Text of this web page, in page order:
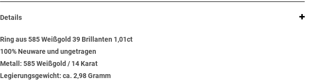
Details
Ring aus 585 Weißgold 39 Brillanten 1,01ct
100% Neuware und ungetragen
Metall: 585 Weißgold / 14 Karat
Legierungsgewicht: ca. 2,98 Gramm